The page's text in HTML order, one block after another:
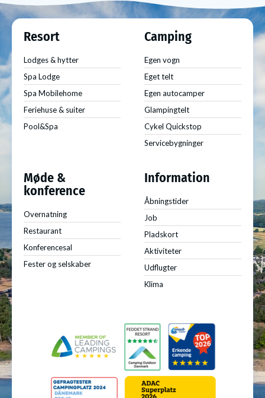
Resort
Lodges & hytter
Spa Lodge
Spa Mobilehome
Feriehuse & suiter
Pool&Spa
Camping
Egen vogn
Eget telt
Egen autocamper
Glampingtelt
Cykel Quickstop
Servicebygninger
Møde &
konference
Overnatning
Restaurant
Konferencesal
Fester og selskaber
Information
Åbningstider
Job
Pladskort
Aktiviteter
Udflugter
Klima